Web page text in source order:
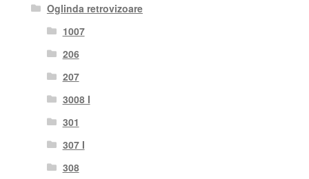
Oglinda retrovizoare
1007
206
207
3008 I
301
307 I
308